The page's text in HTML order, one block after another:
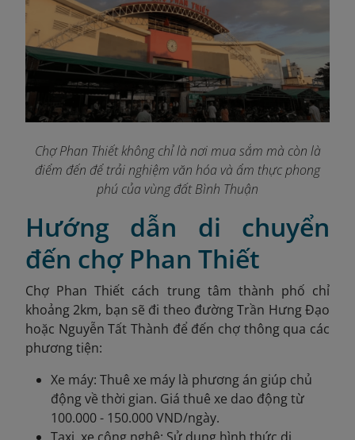
Chợ Phan Thiết không chỉ là nơi mua sắm mà còn là
điểm đến để trải nghiệm văn hóa và ẩm thực phong
phú của vùng đất Bình Thuận
Hướng dẫn di chuyển
đến chợ Phan Thiết
Chợ Phan Thiết cách trung tâm thành phố chỉ
khoảng 2km, bạn sẽ đi theo đường Trần Hưng Đạo
hoặc Nguyễn Tất Thành để đến chợ thông qua các
phương tiện:
Xe máy: Thuê xe máy là phương án giúp chủ
động về thời gian. Giá thuê xe dao động từ
100.000 - 150.000 VND/ngày.